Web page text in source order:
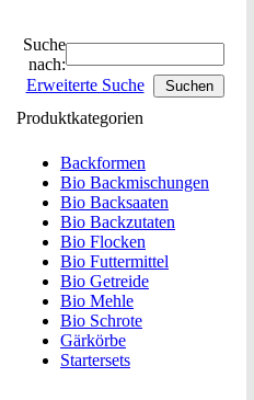
Suche
nach:
Erweiterte Suche
Produktkategorien
Backformen
Bio Backmischungen
Bio Backsaaten
Bio Backzutaten
Bio Flocken
Bio Futtermittel
Bio Getreide
Bio Mehle
Bio Schrote
Gärkörbe
Startersets